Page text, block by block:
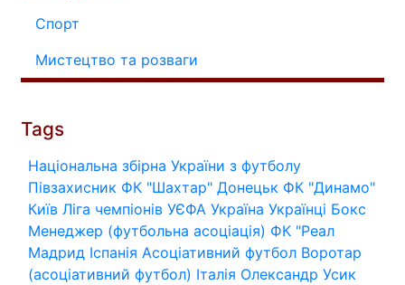
Спорт
Мистецтво та розваги
Tags
Національна збірна України з футболу
Півзахисник ФК "Шахтар" Донецьк ФК "Динамо"
Київ Ліга чемпіонів УЄФА Україна Українці Бокс
Менеджер (футбольна асоціація) ФК "Реал
Мадрид Іспанія Асоціативний футбол Воротар
(асоціативний футбол) Італія Олександр Усик